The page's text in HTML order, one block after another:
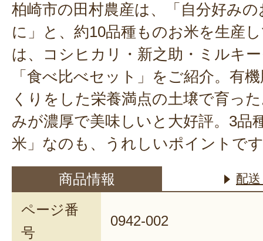
柏崎市の田村農産は、「自分好み
に」と、約10品種ものお米を生産
は、コシヒカリ・新之助・ミルキ
「食べ比べセット」をご紹介。有
くりをした栄養満点の土壌で育っ
みが濃厚で美味しいと大好評。3品
米」なのも、うれしいポイントで
商品情報 配
ページ番
号
0942-002